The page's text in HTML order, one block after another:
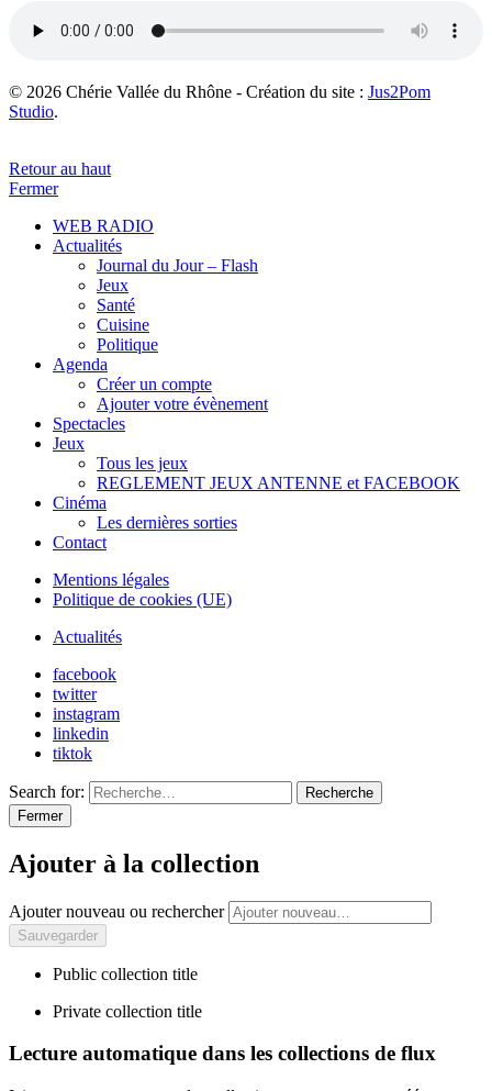
© 2026 Chérie Vallée du Rhône - Création du site : Jus2Pom
Studio.
Retour au haut
Fermer
WEB RADIO
Actualités
Journal du Jour – Flash
Jeux
Santé
Cuisine
Politique
Agenda
Créer un compte
Ajouter votre évènement
Spectacles
Jeux
Tous les jeux
REGLEMENT JEUX ANTENNE et FACEBOOK
Cinéma
Les dernières sorties
Contact
Mentions légales
Politique de cookies (UE)
Actualités
facebook
twitter
instagram
linkedin
tiktok
Search for:
Recherche
Fermer
Ajouter à la collection
Ajouter nouveau ou rechercher
Public collection title
Private collection title
Lecture automatique dans les collections de flux